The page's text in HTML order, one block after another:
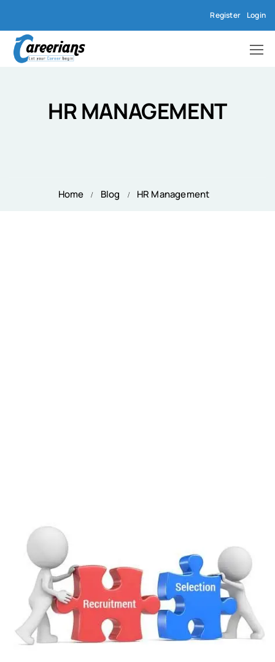
Register Login
HR MANAGEMENT
Home Blog HR Management